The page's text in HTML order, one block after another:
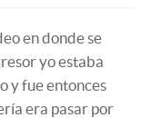
en donde se
yo estaba
y fue entonces
era pasar por